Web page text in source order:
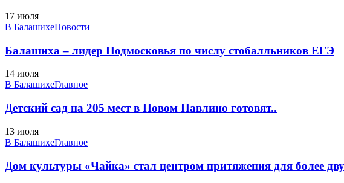
17 июля
В БалашихеНовости
Балашиха – лидер Подмосковья по числу стобалльников ЕГЭ
14 июля
В БалашихеГлавное
Детский сад на 205 мест в Новом Павлино готовят..
13 июля
В БалашихеГлавное
Дом культуры «Чайка» стал центром притяжения для более